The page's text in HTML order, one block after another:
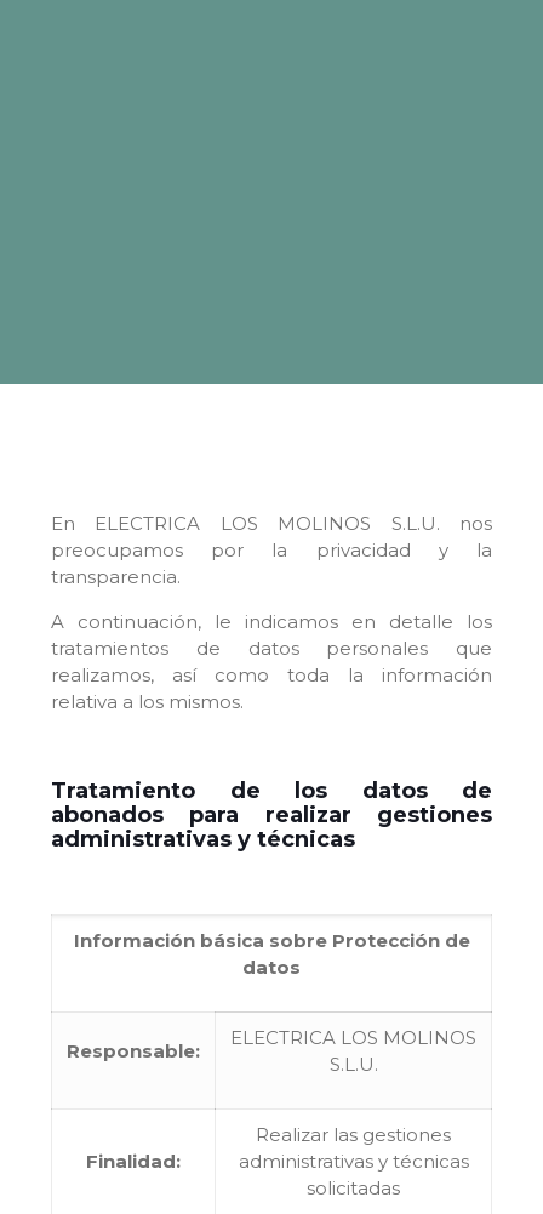
En ELECTRICA LOS MOLINOS S.L.U. nos
preocupamos por la privacidad y la
transparencia.
A continuación, le indicamos en detalle los
tratamientos de datos personales que
realizamos, así como toda la información
relativa a los mismos.
Tratamiento de los datos de
abonados para realizar gestiones
administrativas y técnicas
Información básica sobre Protección de
datos
Responsable:
ELECTRICA LOS MOLINOS
S.L.U.
Finalidad:
Realizar las gestiones
administrativas y técnicas
solicitadas